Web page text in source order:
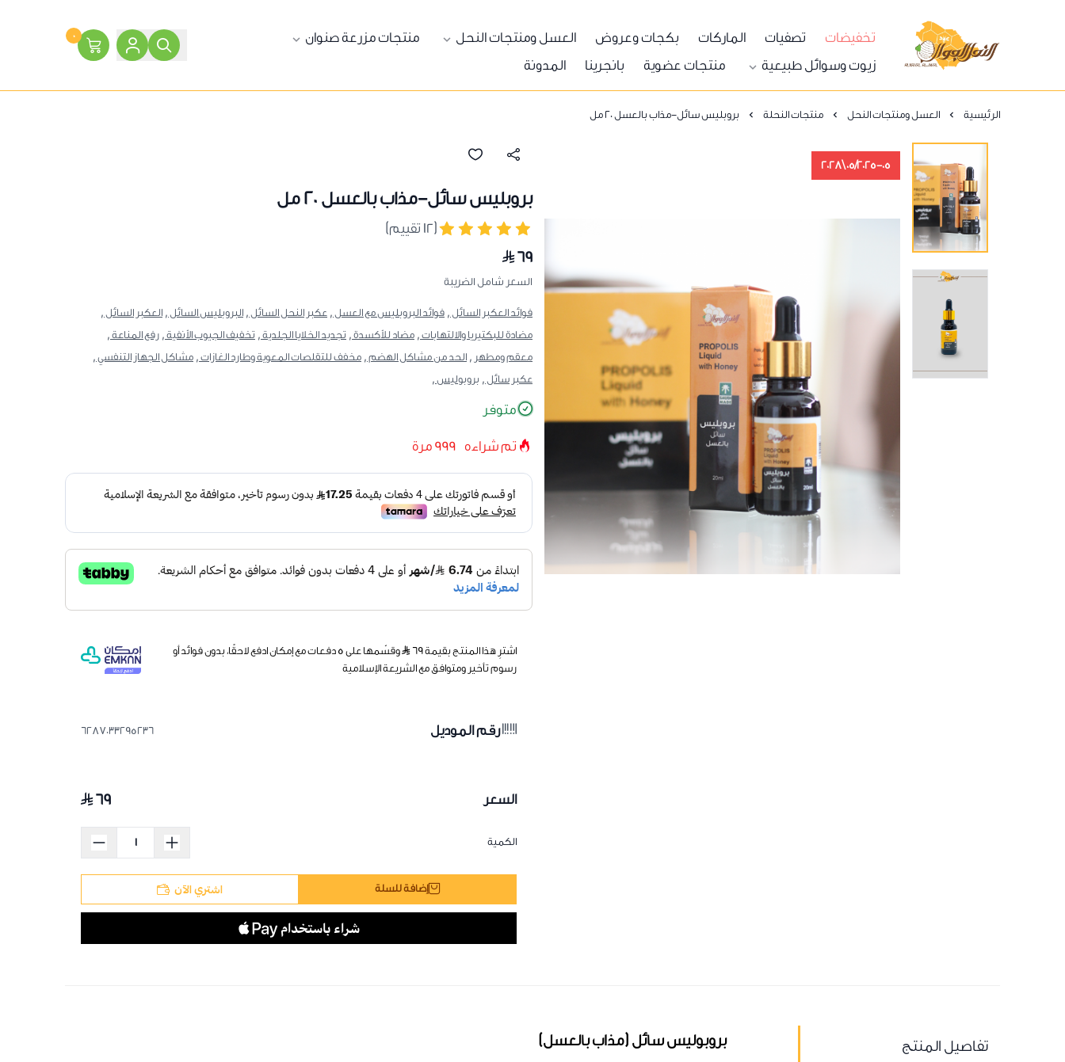
النحل الجوال
تخفيضات تصفيات الماركات بكجات وعروض العسل ومنتجات النحل
منتجات مزرعة صنوان
زيوت وسوائل طبيعية
منتجات عضوية بانجرينا المدونة
٠
الرئيسية العسل ومنتجات النحل منتجات النحلة بروبليس سائل-مذاب بالعسل 20 مل
05/2025-05\2028
بروبليس سائل-مذاب بالعسل 20 مل
(١٢ تقييم)
٦٩
السعر شامل الضريبة
فوائد العكبر السائل , فوائد البروبليس مع العسل , عكبر النحل السائل , البروبليس السائل , العكبر السائل ,
مضادة للبكتيريا والالتهابات , مضاد للأكسدة , تجديد الخلايا الجلدية , تخفيف الجيوب الأنفية , رفع المناعة ,
معقم ومطهر , الحد من مشاكل الهضم , مخفف للتقلصات المعوية وطارد الغازات , مشاكل الجهاز التنفسي ,
عكبر سائل , بروبوليس ,
متوفر
تم شراءه 999 مرة
اشترِ هذا المنتج بقيمة ٦٩
وقسّمها على 5 دفعات مع إمكان ادفع لاحقًا، بدون فوائد أو
رسوم تأخير ومتوافق مع الشريعة الإسلامية
رقم الموديل 6287033295236
السعر ٦٩
الكمية
إضافة للسلة اشتري الآن
تفاصيل المنتج بروبوليس سائل (مذاب بالعسل)